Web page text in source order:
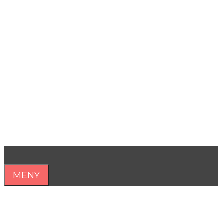
MENY